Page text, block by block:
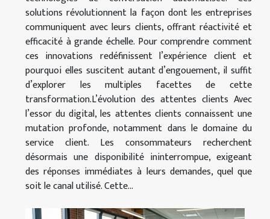
solutions révolutionnent la façon dont les entreprises
communiquent avec leurs clients, offrant réactivité et
efficacité à grande échelle. Pour comprendre comment
ces innovations redéfinissent l’expérience client et
pourquoi elles suscitent autant d’engouement, il suffit
d’explorer les multiples facettes de cette
transformation.L’évolution des attentes clients Avec
l’essor du digital, les attentes clients connaissent une
mutation profonde, notamment dans le domaine du
service client. Les consommateurs recherchent
désormais une disponibilité ininterrompue, exigeant
des réponses immédiates à leurs demandes, quel que
soit le canal utilisé. Cette...